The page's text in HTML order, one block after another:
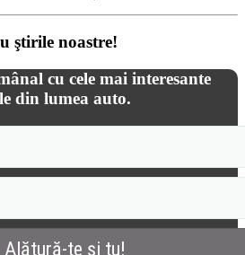
ştirile noastre!
cu cele mai interesante
din lumea auto.